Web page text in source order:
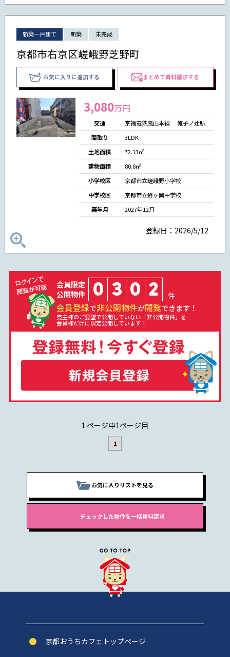
新築一戸建て 新築 未完成
京都市右京区嵯峨野芝野町
お気に入りに追加する まとめて資料請求する
3,080万円
交通
京福電鉄嵐山本線 帷子ノ辻駅
間取り
3LDK
土地面積
72.13㎡
建物面積
80.8㎡
小学校区
京都市立嵯峨野小学校
中学校区
京都市立蜂ヶ岡中学校
築年月
2027年12月
登録日：2026/5/12
会員限定
公開物件
0 3 0 2 件
会員登録で非公開物件が閲覧できます！
売主様のご要望で公開していない「非公開物件」を
会員様だけに限定公開しています！
1 ページ中1ページ目
1
お気に入りリストを見る
京都おうちカフェトップぺージ